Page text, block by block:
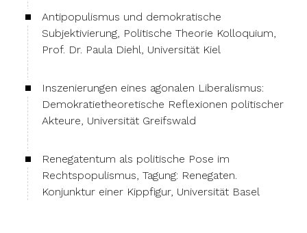
Antipopulismus und demokratische
Subjektivierung, Politische Theorie Kolloquium,
Prof. Dr. Paula Diehl, Universität Kiel
Inszenierungen eines agonalen Liberalismus:
Demokratietheoretische Reflexionen politischer
Akteure, Universität Greifswald
Renegatentum als politische Pose im
Rechtspopulismus, Tagung: Renegaten.
Konjunktur einer Kippfigur, Universität Basel